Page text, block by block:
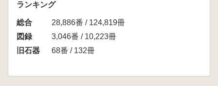
ランキング
総合
28,886番 / 124,819冊
図録
3,046番 / 10,223冊
旧石器
68番 / 132冊